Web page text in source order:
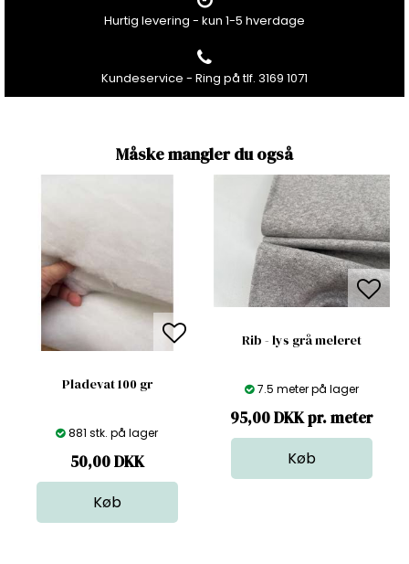
Hurtig levering - kun 1-5 hverdage
Kundeservice - Ring på tlf. 3169 1071
Måske mangler du også
Pladevat 100 gr
881 stk. på lager
50,00DKK
Rib - lys grå meleret
7.5 meter på lager
95,00 DKK pr. meter